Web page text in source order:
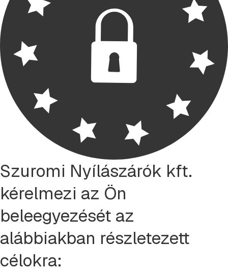
Szuromi Nyílászárók kft.
kérelmezi az Ön
beleegyezését az
alábbiakban részletezett
célokra: